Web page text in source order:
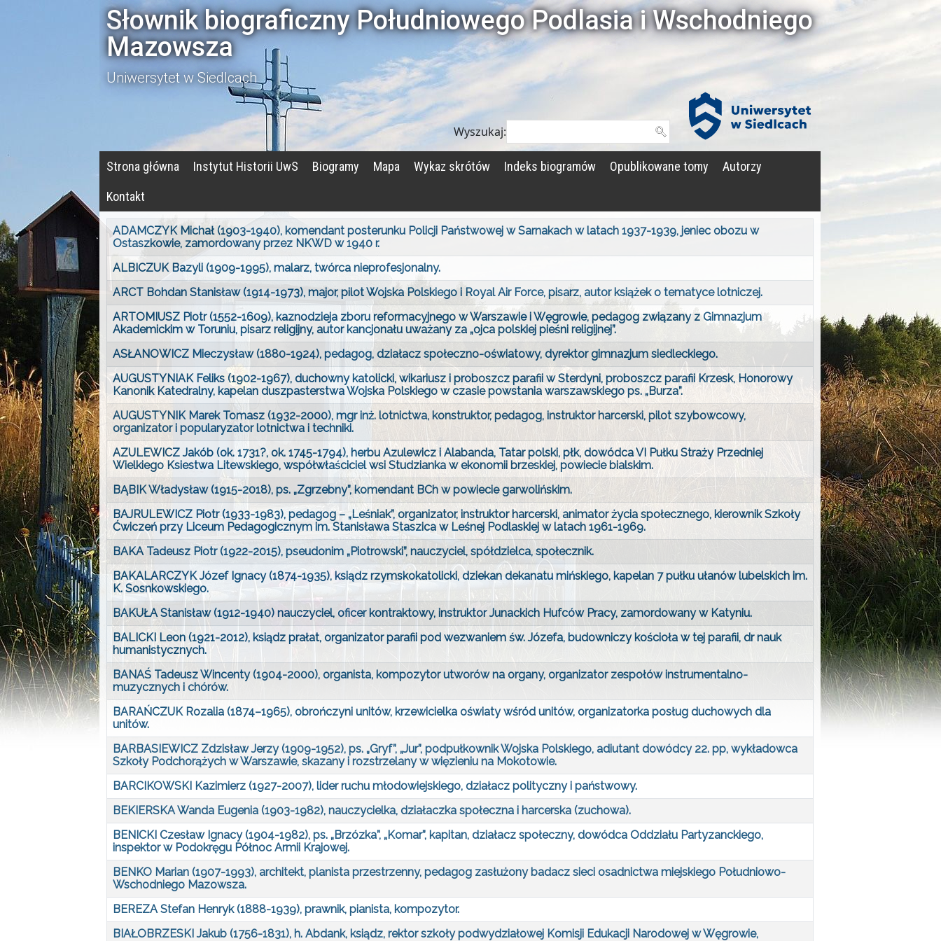
Słownik biograficzny Południowego Podlasia i Wschodniego
Mazowsza
Uniwersytet w Siedlcach
Wyszukaj:
Strona główna Instytut Historii UwS Biogramy Mapa Wykaz skrótów Indeks biogramów Opublikowane tomy Autorzy
Kontakt
ADAMCZYK Michał (1903-1940), komendant posterunku Policji Państwowej w Sarnakach w latach 1937-1939, jeniec obozu w
Ostaszkowie, zamordowany przez NKWD w 1940 r.
ALBICZUK Bazyli (1909-1995), malarz, twórca nieprofesjonalny.
ARCT Bohdan Stanisław (1914-1973), major, pilot Wojska Polskiego i Royal Air Force, pisarz, autor książek o tematyce lotniczej.
ARTOMIUSZ Piotr (1552-1609), kaznodzieja zboru reformacyjnego w Warszawie i Węgrowie, pedagog związany z Gimnazjum
Akademickim w Toruniu, pisarz religijny, autor kancjonału uważany za „ojca polskiej pieśni religijnej”.
ASŁANOWICZ Mieczysław (1880-1924), pedagog, działacz społeczno-oświatowy, dyrektor gim­nazjum siedleckiego.
AUGUSTYNIAK Feliks (1902-1967), duchowny katolicki, wikariusz i proboszcz parafii w Sterdyni, proboszcz parafii Krzesk, Honorowy
Kanonik Katedralny, kapelan duszpasterstwa Wojska Polskiego w czasie powstania warszawskiego ps. „Burza”.
AUGUSTYNIK Marek Tomasz (1932-2000), mgr inż. lotnictwa, konstruktor, pedagog, instruktor harcerski, pilot szybowcowy,
organizator i popularyzator lotnictwa i techniki.
AZULEWICZ Jakób (ok. 1731?, ok. 1745-1794), herbu Azulewicz i Alabanda, Tatar polski, płk, dowódca VI Pułku Straży Przedniej
Wielkiego Ksiestwa Litewskiego, współwłaściciel wsi Studzianka w ekonomii brzeskiej, powiecie bialskim.
BĄBIK Władysław (1915-2018), ps. „Zgrzebny”, komendant BCh w powiecie garwolińskim.
BAJRULEWICZ Piotr (1933-1983), pedagog – „Leśniak”, organizator, instruktor harcerski, animator życia społecznego, kierownik Szkoły
Ćwiczeń przy Liceum Pedagogicznym im. Stanisława Staszica w Leśnej Podlaskiej w latach 1961-1969.
BAKA Tadeusz Piotr (1922-2015), pseudonim „Piotrowski”, nauczyciel, spółdzielca, społecznik.
BAKALARCZYK Józef Ignacy (1874-1935), ksiądz rzymskokatolicki, dziekan dekanatu mińskiego, kapelan 7 pułku ułanów lubelskich im.
K. Sosnkowskiego.
BAKUŁA Stanisław (1912-1940) nauczyciel, oficer kontraktowy, instruktor Junackich Hufców Pracy, zamordowany w Katyniu.
BALICKI Leon (1921-2012), ksiądz prałat, organizator parafii pod wezwaniem św. Józefa, budowniczy kościoła w tej parafii, dr nauk
humanistycznych.
BANAŚ Tadeusz Wincenty (1904-2000), organista, kompozytor utworów na organy, organizator zespołów instrumentalno-
muzycznych i chórów.
BARAŃCZUK Rozalia (1874–1965), obrończyni unitów, krzewicielka oświaty wśród unitów, organizatorka posług duchowych dla
unitów.
BARBASIEWICZ Zdzisław Jerzy (1909-1952), ps. „Gryf”, „Jur”, podpułkownik Wojska Polskiego, adiutant dowódcy 22. pp, wykładowca
Szkoły Podchorążych w Warszawie, skazany i rozstrzelany w więzieniu na Mokotowie.
BARCIKOWSKI Kazimierz (1927-2007), lider ruchu młodowiejskiego, działacz polityczny i państwowy.
BEKIERSKA Wanda Eugenia (1903-1982), nauczycielka, działaczka społeczna i harcerska (zuchowa).
BENICKI Czesław Ignacy (1904-1982), ps. „Brzózka”, „Komar”, kapitan, działacz społeczny, dowódca Oddziału Partyzanckiego,
inspektor w Podokręgu Północ Armii Krajowej.
BENKO Marian (1907-1993), architekt, planista przestrzenny, pedagog zasłużony badacz sieci osadnictwa miejskiego Południowo-
Wschodniego Mazowsza.
BEREZA Stefan Henryk (1888-1939), prawnik, pianista, kompozytor.
BIAŁOBRZESKI Jakub (1756-1831), h. Abdank, ksiądz, rektor szkoły podwydziałowej Komisji Edukacji Narodowej w Węgrowie,